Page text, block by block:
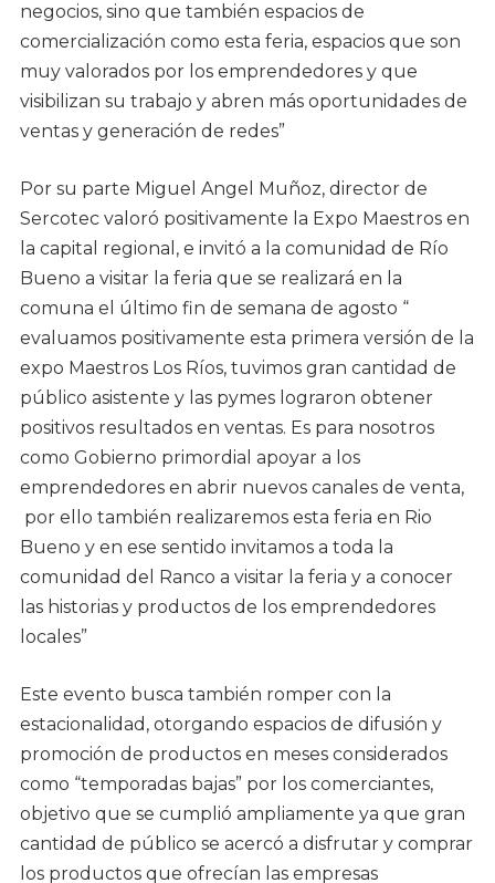
negocios, sino que también espacios de
comercialización como esta feria, espacios que son
muy valorados por los emprendedores y que
visibilizan su trabajo y abren más oportunidades de
ventas y generación de redes”
Por su parte Miguel Angel Muñoz, director de
Sercotec valoró positivamente la Expo Maestros en
la capital regional, e invitó a la comunidad de Río
Bueno a visitar la feria que se realizará en la
comuna el último fin de semana de agosto “
evaluamos positivamente esta primera versión de la
expo Maestros Los Ríos, tuvimos gran cantidad de
público asistente y las pymes lograron obtener
positivos resultados en ventas. Es para nosotros
como Gobierno primordial apoyar a los
emprendedores en abrir nuevos canales de venta,
por ello también realizaremos esta feria en Rio
Bueno y en ese sentido invitamos a toda la
comunidad del Ranco a visitar la feria y a conocer
las historias y productos de los emprendedores
locales”
Este evento busca también romper con la
estacionalidad, otorgando espacios de difusión y
promoción de productos en meses considerados
como “temporadas bajas” por los comerciantes,
objetivo que se cumplió ampliamente ya que gran
cantidad de público se acercó a disfrutar y comprar
los productos que ofrecían las empresas